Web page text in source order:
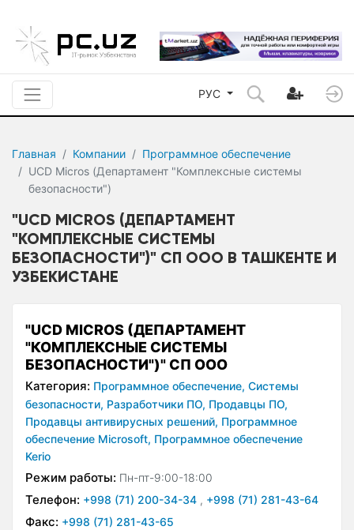
РУС
Главная Компании
Программное обеспечение
UCD Micros (Департамент "Комплексные системы
безопасности")
"UCD MICROS (ДЕПАРТАМЕНТ
"КОМПЛЕКСНЫЕ СИСТЕМЫ
БЕЗОПАСНОСТИ")" СП ООО В ТАШКЕНТЕ И
УЗБЕКИСТАНЕ
"UCD MICROS (ДЕПАРТАМЕНТ
"КОМПЛЕКСНЫЕ СИСТЕМЫ
БЕЗОПАСНОСТИ")" СП ООО
Категория: Программное обеспечение, Системы
безопасности, Разработчики ПО, Продавцы ПО,
Продавцы антивирусных решений, Программное
обеспечение Microsoft, Программное обеспечение
Kerio
Режим работы: Пн-пт-9:00-18:00
Телефон: +998 (71) 200-34-34 , +998 (71) 281-43-64
Факс: +998 (71) 281-43-65